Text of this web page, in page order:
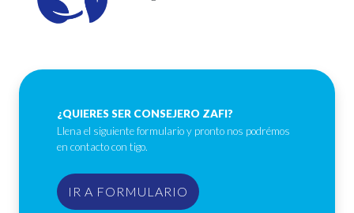
¿QUIERES SER CONSEJERO ZAFI?
Llena el siguiente formulario y pronto nos podrémos
en contacto con tigo.
IR A FORMULARIO